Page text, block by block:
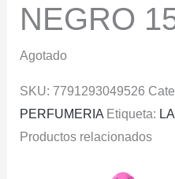
NEGRO
Agotado
SKU: 7791293049526
PERFUMERIA Etiqueta:
Productos relacionados